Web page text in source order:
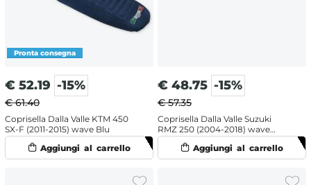
€ 52.19 -15%
€ 61.40
Coprisella Dalla Valle KTM 450
SX-F (2011-2015) wave Blu
€ 48.75 -15%
€ 57.35
Coprisella Dalla Valle Suzuki
RMZ 250 (2004-2018) wave
Nero